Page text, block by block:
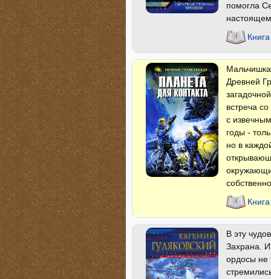
помогла
Древней
встреча
с
годы -
но в
В эту
Захрана.
ордосы не